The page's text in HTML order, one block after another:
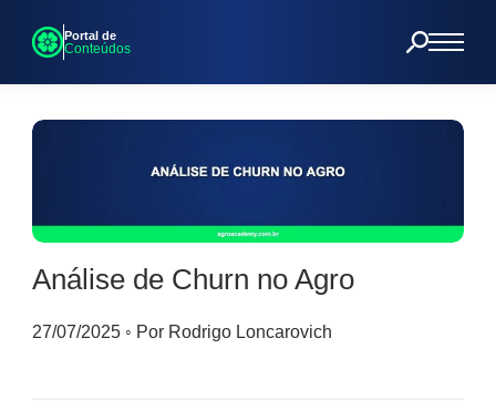
Portal de
Conteúdos
Análise de Churn no Agro
27/07/2025 ◦ Por Rodrigo Loncarovich